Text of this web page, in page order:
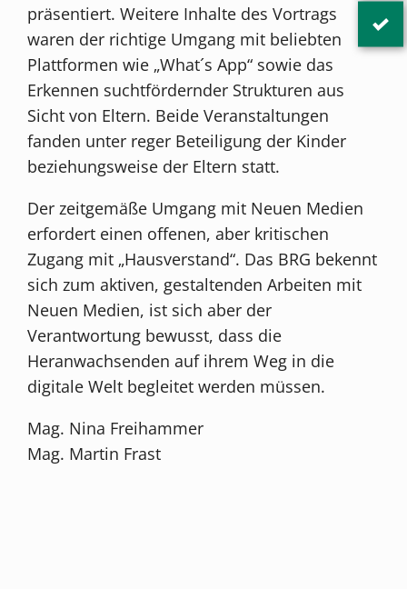
präsentiert. Weitere Inhalte des Vortrags
waren der richtige Umgang mit beliebten
Plattformen wie „What´s App“ sowie das
Erkennen suchtfördernder Strukturen aus
Sicht von Eltern. Beide Veranstaltungen
fanden unter reger Beteiligung der Kinder
beziehungsweise der Eltern statt.
Der zeitgemäße Umgang mit Neuen Medien
erfordert einen offenen, aber kritischen
Zugang mit „Hausverstand“. Das BRG bekennt
sich zum aktiven, gestaltenden Arbeiten mit
Neuen Medien, ist sich aber der
Verantwortung bewusst, dass die
Heranwachsenden auf ihrem Weg in die
digitale Welt begleitet werden müssen.
Mag. Nina Freihammer
Mag. Martin Frast